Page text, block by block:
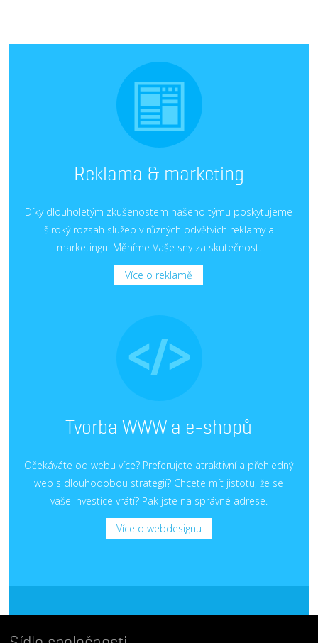
Reklama & marketing
Díky dlouholetým zkušenostem našeho týmu poskytujeme
široký rozsah služeb v různých odvětvích reklamy a
marketingu. Měníme Vaše sny za skutečnost.
Více o reklamě
Tvorba WWW a e-shopů
Očekáváte od webu více? Preferujete atraktivní a přehledný
web s dlouhodobou strategií? Chcete mít jistotu, že se
vaše investice vrátí? Pak jste na správné adrese.
Více o webdesignu